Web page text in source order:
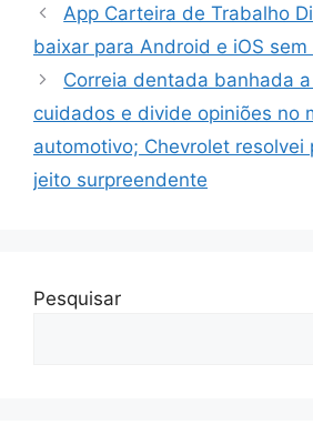
App Carteira de Trabalho
baixar para Android e iOS
Correia dentada banhada
cuidados e divide opiniões no
automotivo; Chevrolet resolvei
jeito surpreendente
Pesquisar